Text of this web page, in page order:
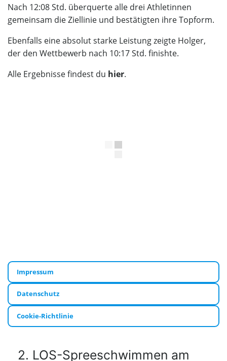
Nach 12:08 Std. überquerte alle drei Athletinnen
gemeinsam die Ziellinie und bestätigten ihre Topform.
Ebenfalls eine absolut starke Leistung zeigte Holger,
der den Wettbewerb nach 10:17 Std. finishte.
Alle Ergebnisse findest du hier.
Impressum
Datenschutz
Cookie-Richtlinie
2. LOS-Spreeschwimmen am